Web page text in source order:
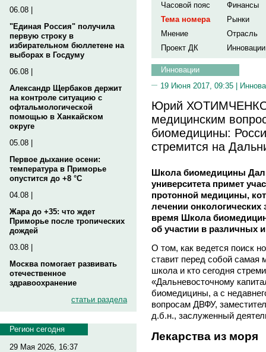
06.08 |
"Единая Россия" получила
первую строку в
избирательном бюллетене на
выборах в Госдуму
06.08 |
Александр Щербаков держит
на контроле ситуацию с
офтальмологической
помощью в Ханкайском
округе
05.08 |
Первое дыхание осени:
температура в Приморье
опустится до +8 °C
04.08 |
Жара до +35: что ждет
Приморье после тропических
дождей
03.08 |
Москва помогает развивать
отечественное
здравоохранение
статьи раздела
Регион сегодня
29 Мая 2026, 16:37
Часовой пояс
Финансы
Тема номера
Рынки
Мнение
Отрасль
Проект ДК
Инновации
Инновации
19 Июня 2017, 09:35 |
Юрий
медицинским
биомедицины:
стремится на
Школа биомедицины
университета примет
протонной медицины,
лечении
время Школа
об участии в различных
О том, как ведется поиск
ставит перед собой самая
школа и кто сегодня
«Дальневосточному
биомедицины, а с
вопросам ДВФУ,
д.б.н., заслуженный
Лекарства из моря